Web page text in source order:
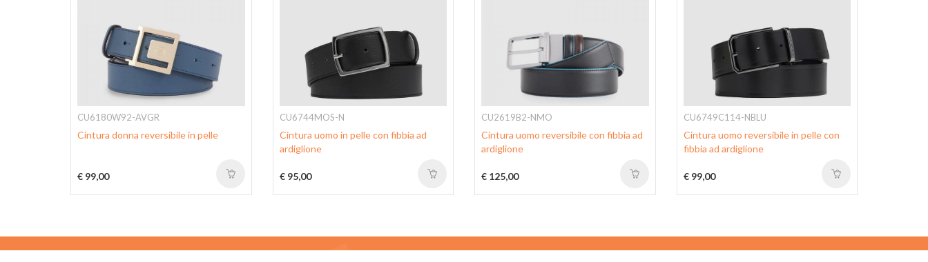
CU6180W92-AVGR
Cintura donna reversibile in pelle
€ 99,00
CU6744MOS-N
Cintura uomo in pelle con fibbia ad
ardiglione
€ 95,00
CU2619B2-NMO
Cintura uomo reversibile con fibbia ad
ardiglione
€ 125,00
CU6749C114-NBLU
Cintura uomo reversibile in pelle con
fibbia ad ardiglione
€ 99,00